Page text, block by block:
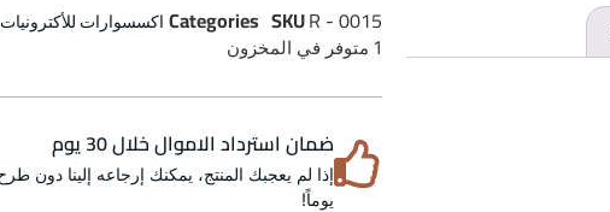
SKUR - 0015
Categories اكسسوارات للأكترونيات
1 متوفر في المخزون
ضمان استرداد الاموال خلال 30 يوم
يوماً!